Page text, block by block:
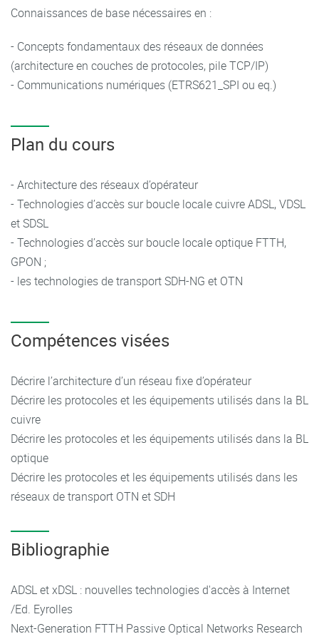
Connaissances de base nécessaires en :
- Concepts fondamentaux des réseaux de données
(architecture en couches de protocoles, pile TCP/IP)
- Communications numériques (ETRS621_SPI ou eq.)
Plan du cours
- Architecture des réseaux d’opérateur
- Technologies d’accès sur boucle locale cuivre ADSL, VDSL
et SDSL
- Technologies d’accès sur boucle locale optique FTTH,
GPON ;
- les technologies de transport SDH-NG et OTN
Compétences visées
Décrire l’architecture d’un réseau fixe d’opérateur
Décrire les protocoles et les équipements utilisés dans la BL
cuivre
Décrire les protocoles et les équipements utilisés dans la BL
optique
Décrire les protocoles et les équipements utilisés dans les
réseaux de transport OTN et SDH
Bibliographie
ADSL et xDSL : nouvelles technologies d'accès à Internet
/Ed. Eyrolles
Next-Generation FTTH Passive Optical Networks Research